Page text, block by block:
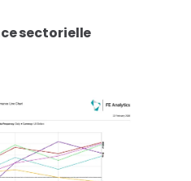
sectorielle